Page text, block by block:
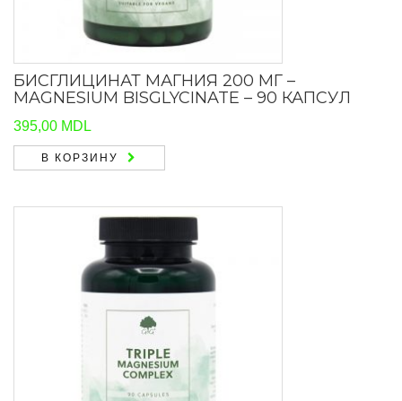
БИСГЛИЦИНАТ МАГНИЯ 200 МГ –
MAGNESIUM BISGLYCINATE – 90 КАПСУЛ
395,00 MDL
В КОРЗИНУ